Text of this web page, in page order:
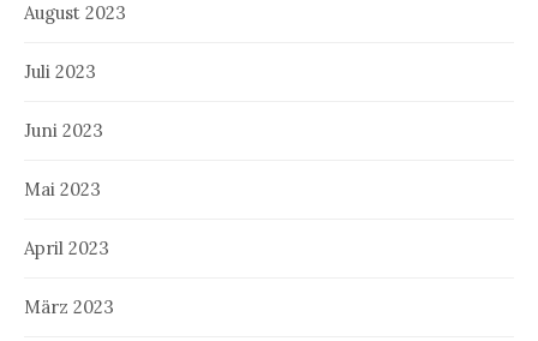
August 2023
Juli 2023
Juni 2023
Mai 2023
April 2023
März 2023